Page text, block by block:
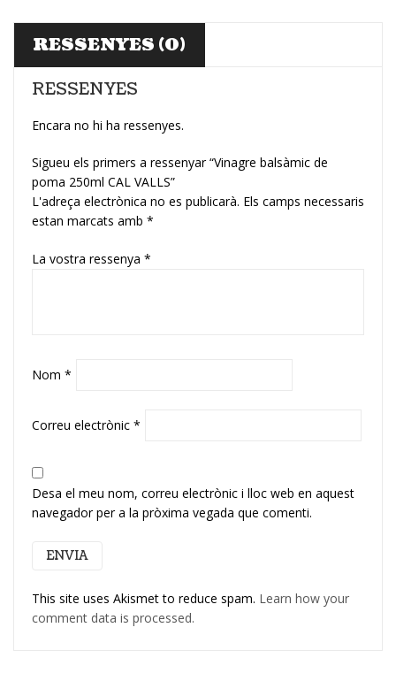
RESSENYES (0)
RESSENYES
Encara no hi ha ressenyes.
Sigueu els primers a ressenyar “Vinagre balsàmic de
poma 250ml CAL VALLS”
L'adreça electrònica no es publicarà. Els camps necessaris
estan marcats amb *
La vostra ressenya *
Nom *
Correu electrònic *
Desa el meu nom, correu electrònic i lloc web en aquest
navegador per a la pròxima vegada que comenti.
This site uses Akismet to reduce spam. Learn how your
comment data is processed.